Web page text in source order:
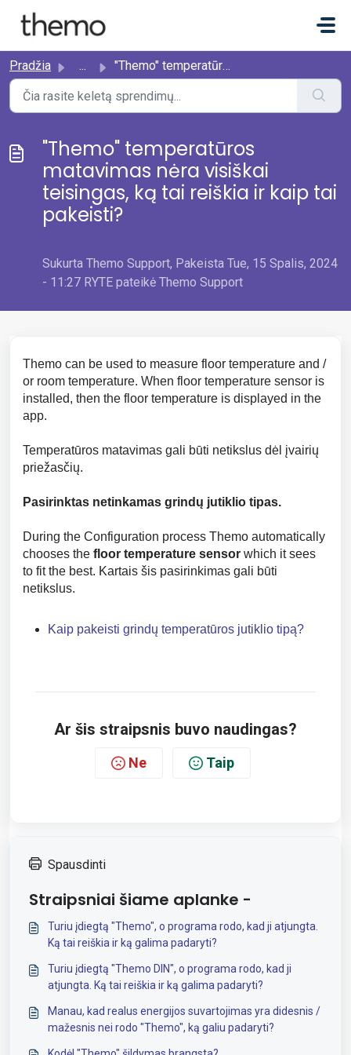
Pradžia ... "Themo" temperatūros matavimas nėra visiškai te...
"Themo" temperatūros
matavimas nėra visiškai
teisingas, ką tai reiškia ir kaip tai
pakeisti?
Sukurta Themo Support, Pakeista Tue, 15 Spalis, 2024
- 11:27 RYTE pateikė Themo Support
Themo can be used to measure floor temperature and /
or room temperature. When floor temperature sensor is
installed, then the floor temperature is displayed in the
app.
Temperatūros matavimas gali būti netikslus dėl įvairių
priežasčių.
Pasirinktas netinkamas grindų jutiklio tipas.
During the Configuration process Themo automatically
chooses the floor temperature sensor which it sees
to fit the best. Kartais šis pasirinkimas gali būti
netikslus.
Kaip pakeisti grindų temperatūros jutiklio tipą?
Ar šis straipsnis buvo naudingas?
Ne Taip
Spausdinti
Straipsniai šiame aplanke -
Turiu įdiegtą "Themo", o programa rodo, kad ji atjungta.
Ką tai reiškia ir ką galima padaryti?
Turiu įdiegtą "Themo DIN", o programa rodo, kad ji
atjungta. Ką tai reiškia ir ką galima padaryti?
Manau, kad realus energijos suvartojimas yra didesnis /
mažesnis nei rodo "Themo", ką galiu padaryti?